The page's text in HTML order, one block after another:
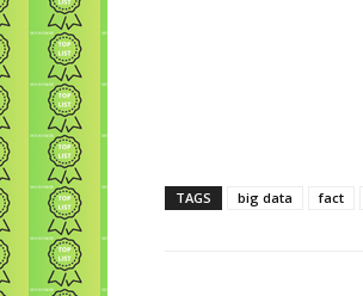
TAGS big data fact